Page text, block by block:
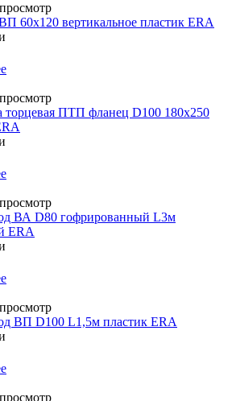
60х120 вертикальное пластик ERA
торцевая ПТП фланец D100 180х250
ВА D80 гофрированный L3м
ERA
ВП D100 L1,5м пластик ERA